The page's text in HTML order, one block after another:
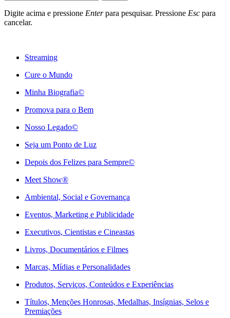
Digite acima e pressione Enterpara pesquisar. Pressione Esc para
cancelar.
Streaming
Cure o Mundo
Minha Biografia©
Promova para o Bem
Nosso Legado©
Seja um Ponto de Luz
Depois dos Felizes para Sempre©️
Meet Show®
Ambiental, Social e Governança
Eventos, Marketing e Publicidade
Executivos, Cientistas e Cineastas
⁠Livros, Documentários e Filmes
Marcas, Mídias e Personalidades
⁠Produtos, Serviços, Conteúdos e Experiências
Títulos, Menções Honrosas, Medalhas, Insígnias, Selos e
Premiações